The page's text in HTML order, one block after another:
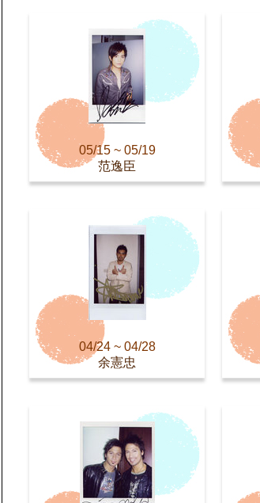
05/15 ~ 05/19
范逸臣
04/24 ~ 04/28
余憲忠